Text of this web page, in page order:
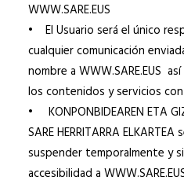
WWW.SARE.EUS
• El Usuario será el único
cualquier comunicación
nombre a WWW.SARE.EUS
los contenidos y servicios
• KONPONBIDEAREN ETA
SARE HERRITARRA
suspender temporalmente y
accesibilidad a